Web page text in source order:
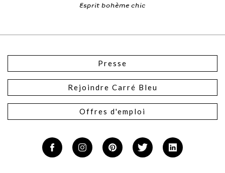
Esprit bohème chic
Presse
Rejoindre Carré Bleu
Offres d'emploi